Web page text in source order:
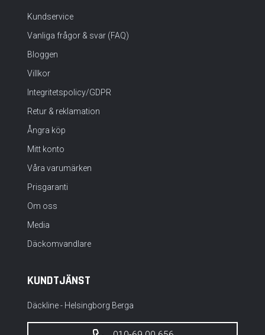
Kundservice
Vanliga frågor & svar (FAQ)
Bloggen
Villkor
Integritetspolicy/GDPR
Retur & reklamation
Ångra köp
Mitt konto
Våra varumärken
Prisgaranti
Om oss
Media
Däckomvandlare
KUNDTJÄNST
Däckline - Helsingborg Berga